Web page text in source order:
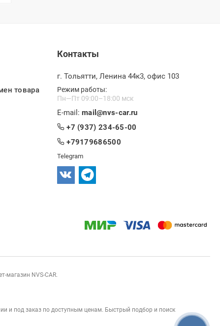
товара
Контакты
г. Тольятти, Ленина 44к3, офис 103
Режим работы:
Пн—Пт 09:00–18:00 мск
E-mail: mail@nvs-car.ru
+7 (937) 234-65-00
+79179686500
Telegram
магазин NVS-CAR.
и под заказ по доступным ценам. Быстрый подбор и поиск